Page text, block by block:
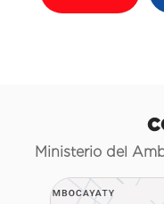
Ministerio del